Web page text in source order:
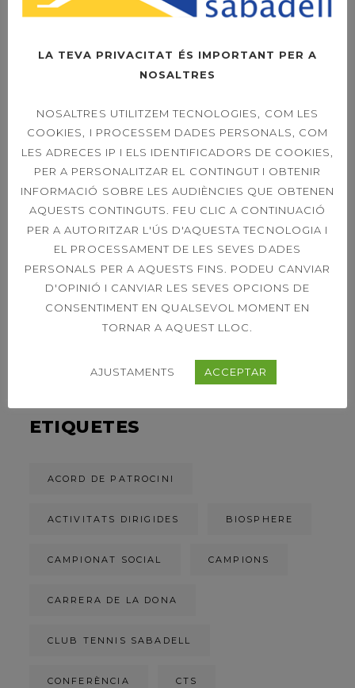
OPEN LEXUS
A LES 11H
OPEN LEXUS
SABADELL – ORDER
OF PLAY SINGLES &
DOUBLES 21ST
39È CONCURS
CAPVESPRE DE
ETIQUETES
ACORD DE PATROCINI
ACTIVITATS DIRIGIDES BIOSPHERE
CAMPIONAT SOCIAL CAMPIONS
CARRERA DE LA DONA
CLUB TENNIS SABADELL
CONFERÈNCIA CTS
LA TEVA PRIVACITAT ÉS IMPORTANT PER A
NOSALTRES
NOSALTRES UTILITZEM TECNOLOGIES, COM LES
COOKIES, I PROCESSEM DADES PERSONALS, COM
LES ADRECES IP I ELS IDENTIFICADORS DE COOKIES,
PER A PERSONALITZAR EL CONTINGUT I OBTENIR
INFORMACIÓ SOBRE LES AUDIÈNCIES QUE OBTENEN
AQUESTS CONTINGUTS. FEU CLIC A CONTINUACIÓ
PER A AUTORITZAR L'ÚS D'AQUESTA TECNOLOGIA I
EL PROCESSAMENT DE LES SEVES DADES
PERSONALS PER A AQUESTS FINS. PODEU CANVIAR
D'OPINIÓ I CANVIAR LES SEVES OPCIONS DE
CONSENTIMENT EN QUALSEVOL MOMENT EN
TORNAR A AQUEST LLOC.
AJUSTAMENTS ACCEPTAR